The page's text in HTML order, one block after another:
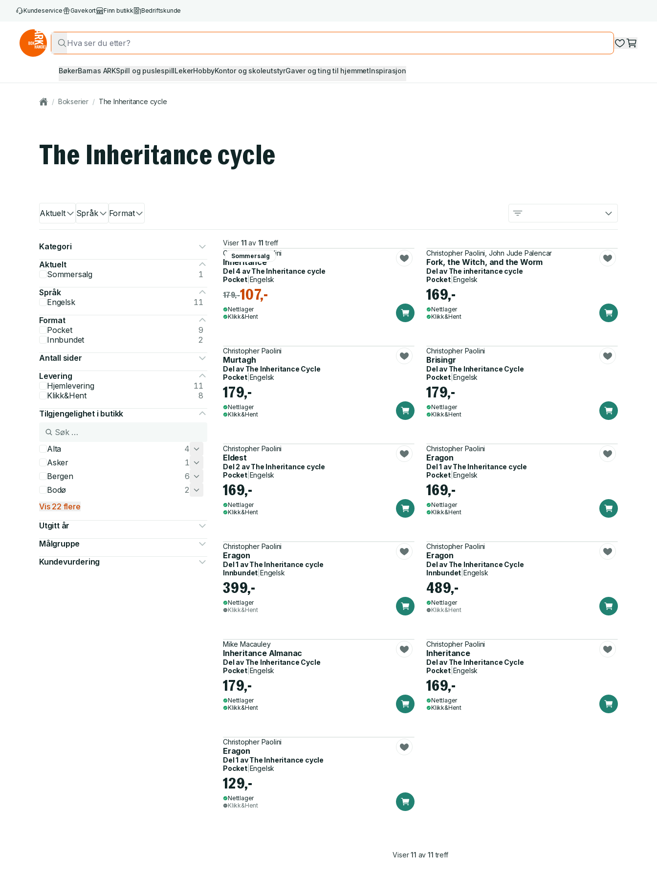
Kundeservice Gavekort Finn butikk Bedriftskunde
BøkerBarnas ARKSpill og puslespillLekerHobbyKontor og skoleutstyrGaver og ting til hjemmetInspirasjon
/ Bokserier / The Inheritance cycle
The Inheritance cycle
Aktuelt Språk Format
Kategori
Aktuelt
Sommersalg
1
Språk
Engelsk
11
Format
Pocket
9
Innbundet
2
Antall sider
Levering
Hjemlevering
11
Klikk&Hent
8
Tilgjengelighet i butikk
Alta
4
Asker
1
Bergen
6
Bodø
2
Vis 22 flere
Utgitt år
Målgruppe
Kundevurdering
Viser 11 av 11 treff
Sommersalg
Christopher Paolini
Inheritance
Del 4 avThe Inheritance cycle
Pocket| Engelsk
179,-107,-
Nettlager
Klikk&Hent
Christopher Paolini, John Jude Palencar
Fork, the Witch, and the Worm
Del av The inheritance cycle
Pocket| Engelsk
169,-
Nettlager
Klikk&Hent
Christopher Paolini
Murtagh
Del av The Inheritance Cycle
Pocket| Engelsk
179,-
Nettlager
Klikk&Hent
Christopher Paolini
Brisingr
Del av The Inheritance Cycle
Pocket| Engelsk
179,-
Nettlager
Klikk&Hent
Christopher Paolini
Eldest
Del 2 avThe Inheritance cycle
Pocket| Engelsk
169,-
Nettlager
Klikk&Hent
Christopher Paolini
Eragon
Del 1 avThe Inheritance cycle
Pocket| Engelsk
169,-
Nettlager
Klikk&Hent
Christopher Paolini
Eragon
Del 1 avThe Inheritance cycle
Innbundet |Engelsk
399,-
Nettlager
Klikk&Hent
Christopher Paolini
Eragon
Del av The Inheritance Cycle
Innbundet |Engelsk
489,-
Nettlager
Klikk&Hent
Mike Macauley
Inheritance Almanac
Del av The Inheritance Cycle
Pocket| Engelsk
179,-
Nettlager
Klikk&Hent
Christopher Paolini
Inheritance
Del av The Inheritance Cycle
Pocket| Engelsk
169,-
Nettlager
Klikk&Hent
Christopher Paolini
Eragon
Del 1 avThe Inheritance cycle
Pocket| Engelsk
129,-
Nettlager
Klikk&Hent
Viser11 av 11 treff